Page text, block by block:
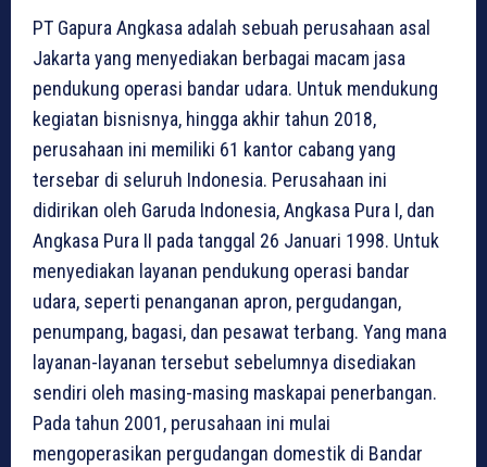
PT Gapura Angkasa adalah sebuah perusahaan asal
Jakarta yang menyediakan berbagai macam jasa
pendukung operasi bandar udara. Untuk mendukung
kegiatan bisnisnya, hingga akhir tahun 2018,
perusahaan ini memiliki 61 kantor cabang yang
tersebar di seluruh Indonesia. Perusahaan ini
didirikan oleh Garuda Indonesia, Angkasa Pura I, dan
Angkasa Pura II pada tanggal 26 Januari 1998. Untuk
menyediakan layanan pendukung operasi bandar
udara, seperti penanganan apron, pergudangan,
penumpang, bagasi, dan pesawat terbang. Yang mana
layanan-layanan tersebut sebelumnya disediakan
sendiri oleh masing-masing maskapai penerbangan.
Pada tahun 2001, perusahaan ini mulai
mengoperasikan pergudangan domestik di Bandar